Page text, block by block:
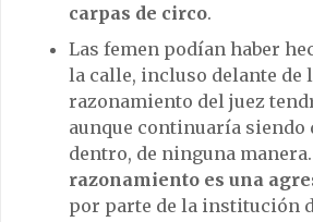
carpas de circo.
Las femen podían haber
la calle, incluso delante de
razonamiento del juez
aunque continuaría
dentro, de ninguna manera.
razonamiento es una
por parte de la institución